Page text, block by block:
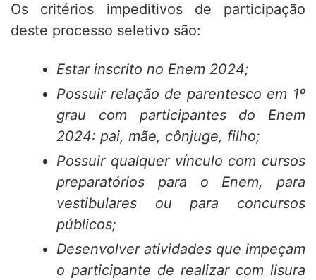
Os critérios impeditivos de participação
deste processo seletivo são:
Estar inscrito no Enem 2024;
Possuir relação de parentesco em 1º
grau com participantes do Enem
2024: pai, mãe, cônjuge, filho;
Possuir qualquer vínculo com cursos
preparatórios para o Enem, para
vestibulares ou para concursos
públicos;
Desenvolver atividades que impeçam
o participante de realizar com lisura